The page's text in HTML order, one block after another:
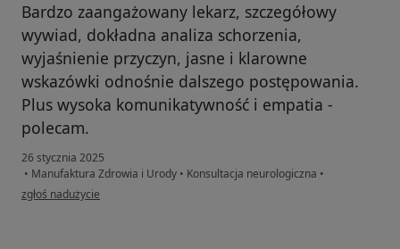
Bardzo zaangażowany lekarz, szczegółowy
wywiad, dokładna analiza schorzenia,
wyjaśnienie przyczyn, jasne i klarowne
wskazówki odnośnie dalszego postępowania.
Plus wysoka komunikatywność i empatia -
polecam.
26 stycznia 2025
• Manufaktura Zdrowia i Urody • Konsultacja neurologiczna •
w opinii użytkownika Grzegorz
zgłoś nadużycie